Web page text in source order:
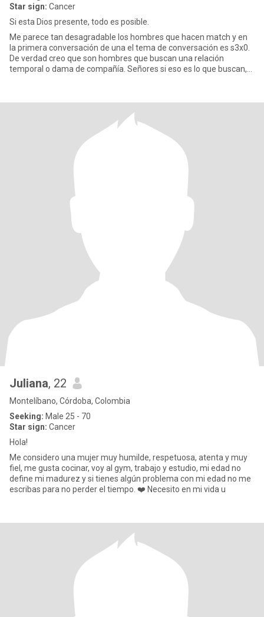
Star sign: Cancer
Si esta Dios presente, todo es posible.
Me parece tan desagradable los hombres que hacen match y en
la primera conversación de una el tema de conversación es s3x0.
De verdad creo que son hombres que buscan una relación
temporal o dama de compañía. Señores si eso es lo que buscan,
Juliana, 22
Montelíbano, Córdoba, Colombia
Seeking: Male 25 - 70
Star sign: Cancer
Hola!
Me considero una mujer muy humilde, respetuosa, atenta y muy
fiel, me gusta cocinar, voy al gym, trabajo y estudio, mi edad no
define mi madurez y si tienes algún problema con mi edad no me
escribas para no perder el tiempo. ❤️ Necesito en mi vida u